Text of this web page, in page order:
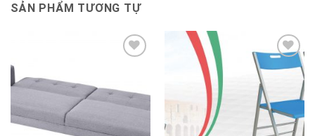
SẢN PHẨM TƯƠNG TỰ
Thêm
phẩm
yêu
thích
Thêm
vào
yêu
thích